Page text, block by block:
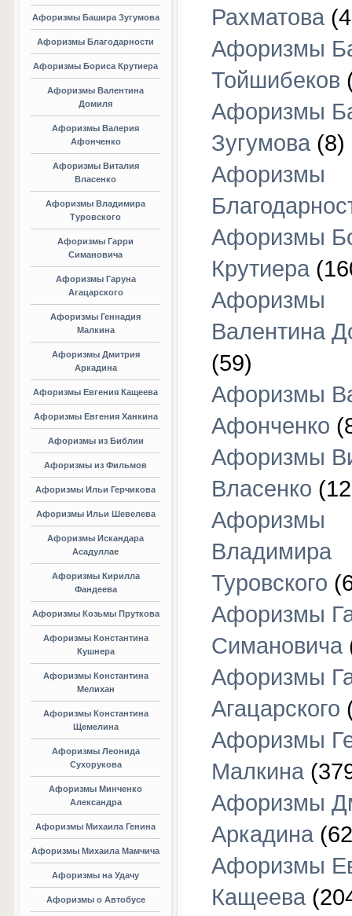
Афоризмы Башира Зугумова
Афоризмы Благодарности
Афоризмы Бориса Крутиера
Афоризмы Валентина
Домиля
Афоризмы Валерия
Афонченко
Афоризмы Виталия
Власенко
Афоризмы Владимира
Туровского
Афоризмы Гарри
Симановича
Афоризмы Гаруна
Агацарского
Афоризмы Геннадия
Малкина
Афоризмы Дмитрия
Аркадина
Афоризмы Евгения Кащеева
Афоризмы Евгения Ханкина
Афоризмы из Библии
Афоризмы из Фильмов
Афоризмы Ильи Герчикова
Афоризмы Ильи Шевелева
Афоризмы Искандара
Асадуллае
Афоризмы Кирилла
Фандеева
Афоризмы Козьмы Пруткова
Афоризмы Константина
Кушнера
Афоризмы Константина
Мелихан
Афоризмы Константина
Щемелина
Афоризмы Леонида
Сухорукова
Афоризмы Минченко
Александра
Афоризмы Михаила Генина
Афоризмы Михаила Мамчича
Афоризмы на Удачу
Афоризмы о Автобусе
Рахматова
Афоризмы
Тойшибеков
Афоризмы
Зугумова (8)
Афоризмы
Афоризмы
Крутиера
Афоризмы
Валентина
(59)
Афоризмы
Афонченко
Афоризмы
Власенко
Афоризмы
Владимира
Туровского
Афоризмы
Симановича
Афоризмы
Агацарского
Афоризмы
Малкина
Афоризмы
Аркадина
Афоризмы
Кащеева